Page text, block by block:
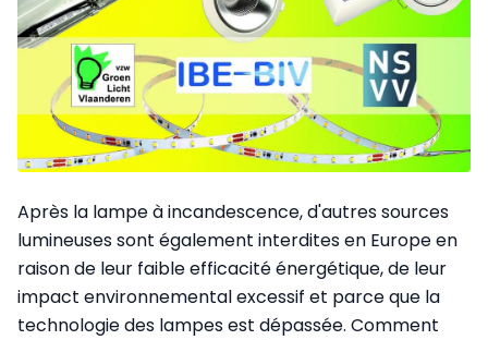
Après la lampe à incandescence, d'autres sources
lumineuses sont également interdites en Europe en
raison de leur faible efficacité énergétique, de leur
impact environnemental excessif et parce que la
technologie des lampes est dépassée. Comment